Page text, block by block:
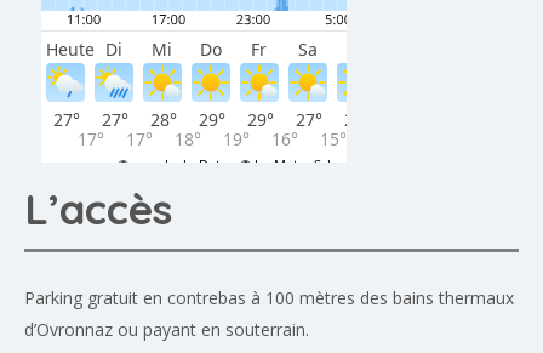
L’accès
Parking gratuit en contrebas à 100 mètres des bains thermaux
d’Ovronnaz ou payant en souterrain.